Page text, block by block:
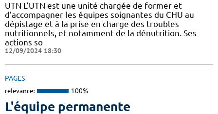
UTN L’UTN est une unité chargée de former et
d’accompagner les équipes soignantes du CHU au
dépistage et à la prise en charge des troubles
nutritionnels, et notamment de la dénutrition. Ses
actions so
12/09/2024 18:30
PAGES
relevance: 100%
L'équipe permanente